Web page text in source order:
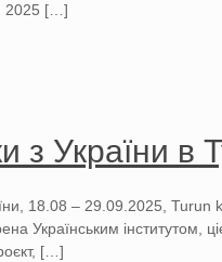
2025 […]
з України в
18.08 – 29.09.2025, Turun
Українським інститутом,
[…]